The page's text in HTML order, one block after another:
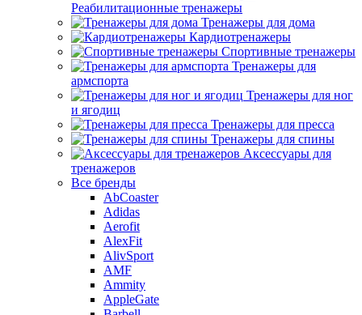
Реабилитационные тренажеры
Тренажеры для дома
Кардиотренажеры
Спортивные тренажеры
Тренажеры для
армспорта
Тренажеры для ног
и ягодиц
Тренажеры для пресса
Тренажеры для спины
Аксессуары для
тренажеров
Все бренды
AbCoaster
Adidas
Aerofit
AlexFit
AlivSport
AMF
Ammity
AppleGate